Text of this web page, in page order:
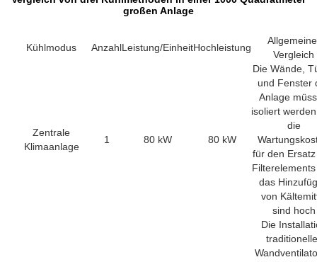
großen Anlage
Kühlmodus AnzahlLeistung/EinheitHochleistung
Vergleich
Zentrale
Klimaanlage
1 80 kW 80 kW
Die Wände,
und Fenster
Anlage
isoliert
die
für den
das
von
sind hoch
Die